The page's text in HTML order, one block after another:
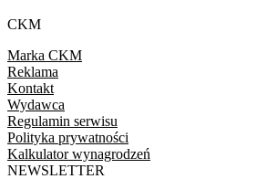
CKM
Marka CKM
Reklama
Kontakt
Wydawca
Regulamin serwisu
Polityka prywatności
Kalkulator wynagrodzeń
NEWSLETTER